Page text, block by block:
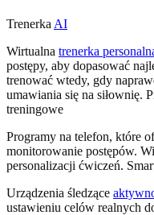
Trenerka AI
Wirtualna trenerka
postępy, aby dopasować
trenować wtedy, gdy
umawiania się na siłownię.
treningowe
Programy na telefon, które
monitorowanie postępów.
personalizacji ćwiczeń.
Urządzenia śledzące
ustawieniu celów realnych